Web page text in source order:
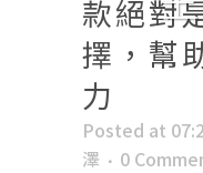
款絕對
擇，幫
力
Posted at
澤
0